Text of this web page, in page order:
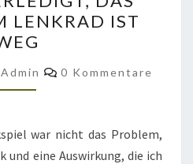
ERLEDIGT,
DAS
RUCKEN
AM
LENKRAD
WEG
LENKRAD IST
Admin Kommentare
0 Kommentare
war nicht das Problem,
und eine Auswirkung, die ich